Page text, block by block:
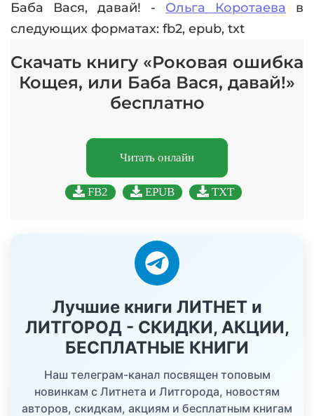
Баба Вася, давай! - Ольга Коротаева в
следующих форматах: fb2, epub, txt
Скачать книгу «Роковая ошибка
Кощея, или Баба Вася, давай!»
бесплатно
Читать онлайн
FB2 EPUB TXT
Лучшие книги ЛИТНЕТ и
ЛИТГОРОД - СКИДКИ, АКЦИИ,
БЕСПЛАТНЫЕ КНИГИ
Наш телеграм-канал посвящен топовым
новинкам с Литнета и Литгорода, новостям
авторов, скидкам, акциям и бесплатным книгам